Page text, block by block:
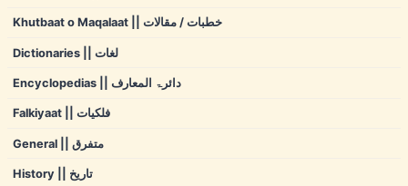
Khutbaat o Maqalaat || خطبات / مقالات
Dictionaries || لغات
Encyclopedias || دائرۃ المعارف
Falkiyaat || فلکیات
General || متفرق
History || تاریخ